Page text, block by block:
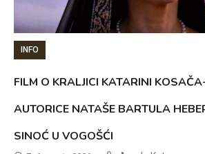
INFO
FILM O KRALJICI KATARINI
AUTORICE NATAŠE BARTULA
SINOĆ U VOGOŠĆI